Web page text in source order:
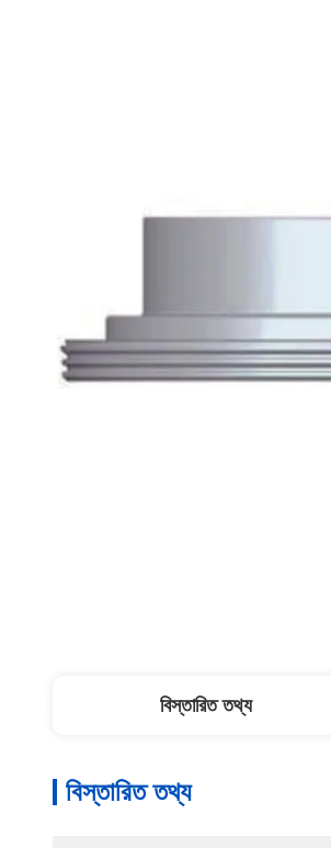
বিস্তারিত তথ্য
বিস্তারিত তথ্য